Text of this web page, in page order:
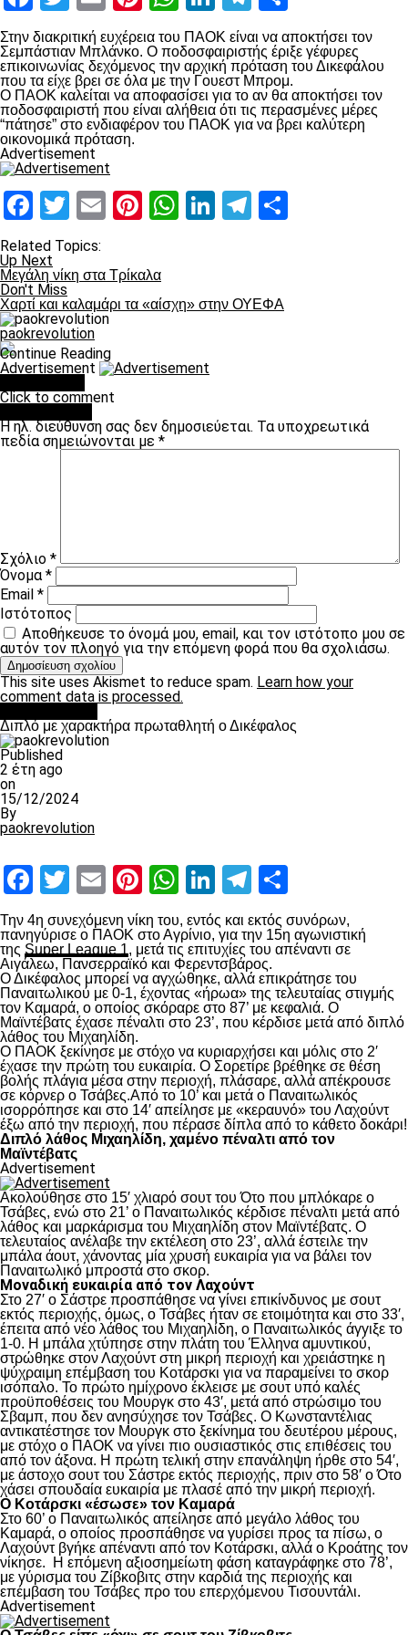
Στην διακριτική ευχέρεια του ΠΑΟΚ είναι να αποκτήσει τον
Σεμπάστιαν Μπλάνκο. Ο ποδοσφαιριστής έριξε γέφυρες
επικοινωνίας δεχόμενος την αρχική πρόταση του Δικεφάλου
που τα είχε βρει σε όλα με την Γουεστ Μπρομ.
Ο ΠΑΟΚ καλείται να αποφασίσει για το αν θα αποκτήσει τον
ποδοσφαιριστή που είναι αλήθεια ότι τις περασμένες μέρες
“πάτησε” στο ενδιαφέρον του ΠΑΟΚ για να βρει καλύτερη
οικονομικά πρόταση.
Advertisement
Facebook
Twitter
EmailPinterest
WhatsApp
LinkedIn
Telegram
Related Topics:
Up Next
Μεγάλη νίκη στα Τρίκαλα
Don't Miss
Χαρτί και καλαμάρι τα «αίσχη» στην ΟΥΕΦΑ
paokrevolution
Continue Reading
Advertisement
Click to comment
Η ηλ. διεύθυνση σας δεν δημοσιεύεται. Τα υποχρεωτικά
πεδία σημειώνονται με *
Σχόλιο *
Όνομα*
Email *
Ιστότοπος
Αποθήκευσε το όνομά μου, email, και τον ιστότοπο μου σε
αυτόν τον πλοηγό για την επόμενη φορά που θα σχολιάσω.
This site uses Akismet to reduce spam. Learn how your
comment data is processed.
Διπλό με χαρακτήρα πρωταθλητή ο Δικέφαλος
Published
2 έτη ago
on
15/12/2024
By
paokrevolution
Facebook
Twitter
EmailPinterest
WhatsApp
LinkedIn
Telegram
Την 4η συνεχόμενη νίκη του, εντός και εκτός συνόρων,
πανηγύρισε ο ΠΑΟΚ στο Αγρίνιο, για την 15η αγωνιστική
της Super League 1, μετά τις επιτυχίες του απέναντι σε
Αιγάλεω, Πανσερραϊκό και Φερεντσβάρος.
Ο Δικέφαλος μπορεί να αγχώθηκε, αλλά επικράτησε του
Παναιτωλικού με 0-1, έχοντας «ήρωα» της τελευταίας στιγμής
τον Καμαρά, ο οποίος σκόραρε στο 87’ με κεφαλιά. Ο
Μαϊντέβατς έχασε πέναλτι στο 23’, που κέρδισε μετά από διπλό
λάθος του Μιχαηλίδη.
Ο ΠΑΟΚ ξεκίνησε με στόχο να κυριαρχήσει και μόλις στο 2′
έχασε την πρώτη του ευκαιρία. Ο Σορετίρε βρέθηκε σε θέση
βολής πλάγια μέσα στην περιοχή, πλάσαρε, αλλά απέκρουσε
σε κόρνερ ο Τσάβες.Από το 10’ και μετά ο Παναιτωλικός
ισορρόπησε και στο 14′ απείλησε με «κεραυνό» του Λαχούντ
έξω από την περιοχή, που πέρασε δίπλα από το κάθετο δοκάρι!
Διπλό λάθος Μιχαηλίδη, χαμένο πέναλτι από τον
Μαϊντέβατς
Advertisement
Ακολούθησε στο 15′ χλιαρό σουτ του Ότο που μπλόκαρε ο
Τσάβες, ενώ στο 21’ ο Παναιτωλικός κέρδισε πέναλτι μετά από
λάθος και μαρκάρισμα του Μιχαηλίδη στον Μαϊντέβατς. Ο
τελευταίος ανέλαβε την εκτέλεση στο 23’, αλλά έστειλε την
μπάλα άουτ, χάνοντας μία χρυσή ευκαιρία για να βάλει τον
Παναιτωλικό μπροστά στο σκορ.
Μοναδική ευκαιρία από τον Λαχούντ
Στο 27′ ο Σάστρε προσπάθησε να γίνει επικίνδυνος με σουτ
εκτός περιοχής, όμως, ο Τσάβες ήταν σε ετοιμότητα και στο 33′,
έπειτα από νέο λάθος του Μιχαηλίδη, ο Παναιτωλικός άγγιξε το
1-0. Η μπάλα χτύπησε στην πλάτη του Έλληνα αμυντικού,
στρώθηκε στον Λαχούντ στη μικρή περιοχή και χρειάστηκε η
ψύχραιμη επέμβαση του Κοτάρσκι για να παραμείνει το σκορ
ισόπαλο. Το πρώτο ημίχρονο έκλεισε με σουτ υπό καλές
προϋποθέσεις του Μουργκ στο 43′, μετά από στρώσιμο του
Σβαμπ, που δεν ανησύχησε τον Τσάβες. Ο Κωνσταντέλιας
αντικατέστησε τον Μουργκ στο ξεκίνημα του δευτέρου μέρους,
με στόχο ο ΠΑΟΚ να γίνει πιο ουσιαστικός στις επιθέσεις του
από τον άξονα. Η πρώτη τελική στην επανάληψη ήρθε στο 54′,
με άστοχο σουτ του Σάστρε εκτός περιοχής, πριν στο 58′ ο Ότο
χάσει σπουδαία ευκαιρία με πλασέ από την μικρή περιοχή.
Ο Κοτάρσκι «έσωσε» τον Καμαρά
Στο 60’ ο Παναιτωλικός απείλησε από μεγάλο λάθος του
Καμαρά, ο οποίος προσπάθησε να γυρίσει προς τα πίσω, ο
Λαχούντ βγήκε απέναντι από τον Κοτάρσκι, αλλά ο Κροάτης τον
νίκησε. Η επόμενη αξιοσημείωτη φάση καταγράφηκε στο 78’,
με γύρισμα του Ζίβκοβιτς στην καρδιά της περιοχής και
επέμβαση του Τσάβες προ του επερχόμενου Τισουντάλι.
Advertisement